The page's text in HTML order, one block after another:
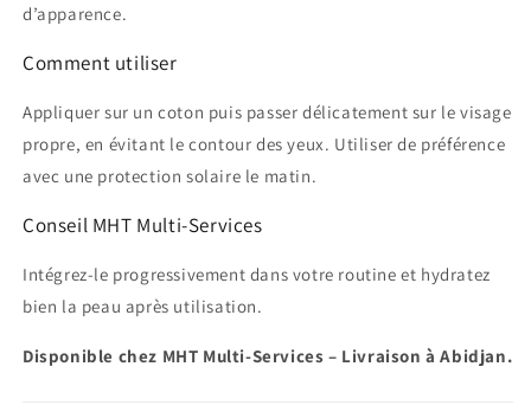
d’apparence.
Comment utiliser
Appliquer sur un coton puis passer délicatement sur le visage
propre, en évitant le contour des yeux. Utiliser de préférence
avec une protection solaire le matin.
Conseil MHT Multi-Services
Intégrez-le progressivement dans votre routine et hydratez
bien la peau après utilisation.
Disponible chez MHT Multi-Services – Livraison à Abidjan.